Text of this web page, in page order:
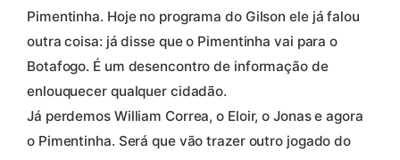
Pimentinha. Hoje no programa do Gilson ele já falou
outra coisa: já disse que o Pimentinha vai para o
Botafogo. É um desencontro de informação de
enlouquecer qualquer cidadão.
Já perdemos William Correa, o Eloir, o Jonas e agora
o Pimentinha. Será que vão trazer outro jogado do